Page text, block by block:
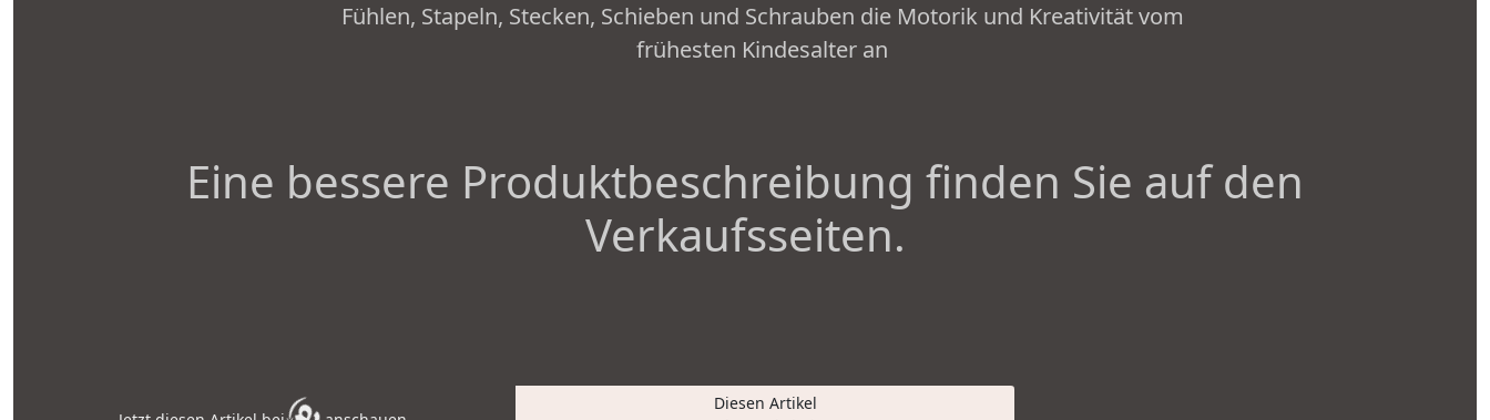
Fühlen, Stapeln, Stecken, Schieben und Schrauben die Motorik und Kreativität vom
frühesten Kindesalter an
Eine bessere Produktbeschreibung finden Sie auf den
Verkaufsseiten.
Diesen Artikel